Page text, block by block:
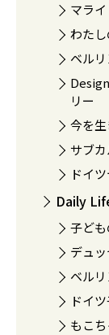
マラ
わた
ベル
リー
今を
サブ
ドイ
Daily
子ど
デュ
ベル
ドイ
もこ